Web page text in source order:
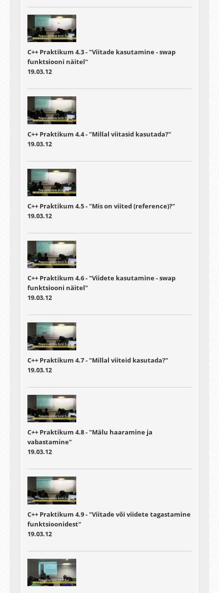
C++ Praktikum 4.3 - "Viitade kasutamine - swap
funktsiooni näitel"
19.03.12
C++ Praktikum 4.4 - "Millal viitasid kasutada?"
19.03.12
C++ Praktikum 4.5 - "Mis on viited (reference)?"
19.03.12
C++ Praktikum 4.6 - "Viidete kasutamine - swap
funktsiooni näitel"
19.03.12
C++ Praktikum 4.7 - "Millal viiteid kasutada?"
19.03.12
C++ Praktikum 4.8 - "Mälu haaramine ja
vabastamine"
19.03.12
C++ Praktikum 4.9 - "Viitade või viidete tagastamine
funktsioonidest"
19.03.12